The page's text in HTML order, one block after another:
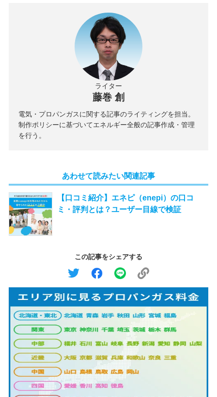
ライター
藤巻 創
電気・プロパンガスに関する記事のライティングを担当。
制作ポリシーに基づいてエネルギー全般の記事作成・管理
を行う。
あわせて読みたい関連記事
【口コミ紹介】エネピ（enepi）の口コ
ミ・評判とは？ユーザー目線で検証
この記事をシェアする